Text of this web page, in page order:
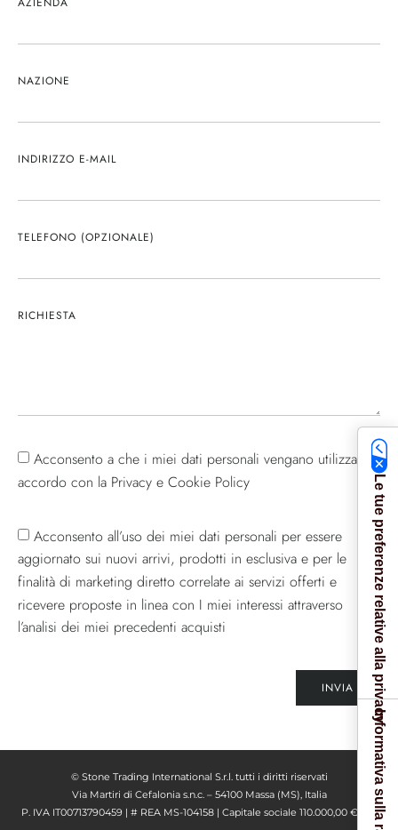
NAZIONE
INDIRIZZO E-MAIL
TELEFONO (OPZIONALE)
RICHIESTA
Acconsento a che i miei dati personali vengano utilizzati in
accordo con la Privacy e Cookie Policy
Acconsento all’uso dei miei dati personali per essere
aggiornato sui nuovi arrivi, prodotti in esclusiva e per le
finalità di marketing diretto correlate ai servizi offerti e
ricevere proposte in linea con I miei interessi attraverso
l’analisi dei miei precedenti acquisti
INVIA
© Stone Trading International S.r.l. tutti i diritti riservati
Via Martiri di Cefalonia s.n.c. – 54100 Massa (MS), Italia
P. IVA IT00713790459 | # REA MS-104158 | Capitale sociale 110.000,00 € I. V.
Le tue preferenze relative alla privacy
Informativa sulla raccolta